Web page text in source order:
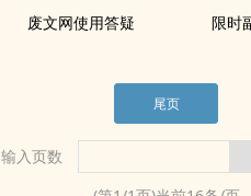
废文网使用答疑 限时
尾页
输入页数